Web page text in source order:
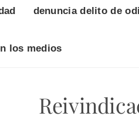
denuncia delito de
los medios